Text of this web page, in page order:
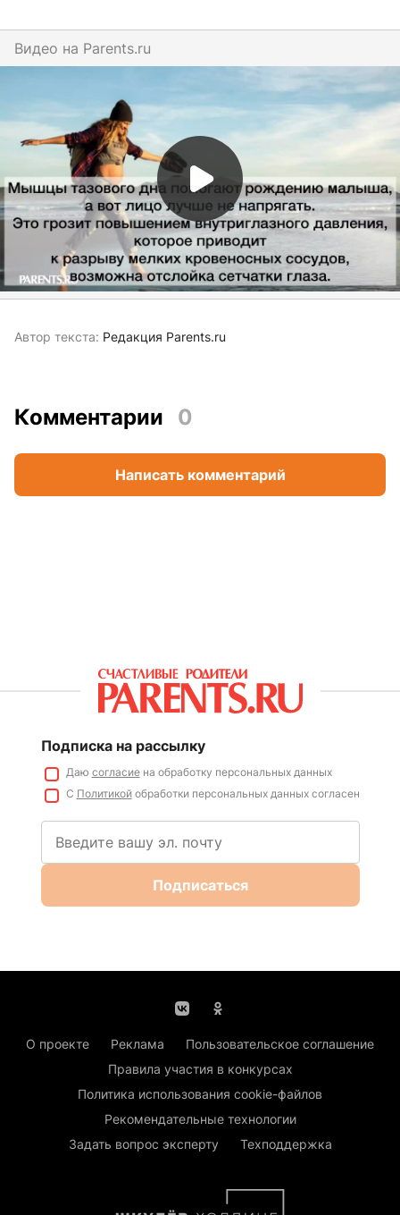
Видео на parents.ru
Автор текста: Редакция Parents.ru
Комментарии 0
Написать комментарий
Подписка на рассылку
Даю согласиена обработку персональных данных
С Политикойобработки персональных данных согласен
Подписаться
О проекте Реклама
Пользовательское соглашение
Правила участия в конкурсах
Политика использования cookie-файлов
Рекомендательные технологии
Задать вопрос эксперту
Техподдержка